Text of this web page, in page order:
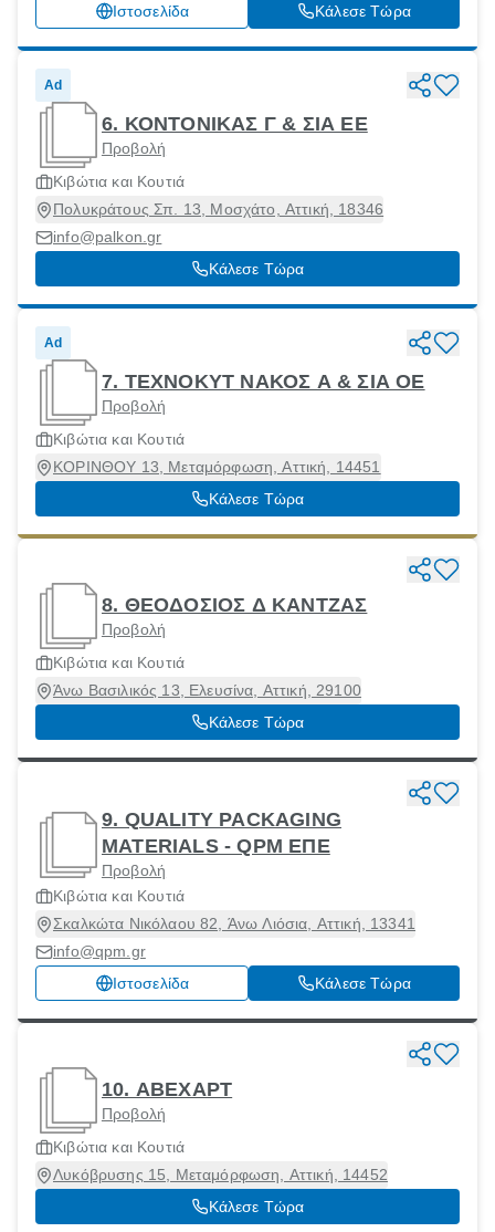
Ιστοσελίδα
Κάλεσε Τώρα
Ad
6. ΚΟΝΤΟΝΙΚΑΣ Γ & ΣΙΑ ΕΕ
Προβολή
Κιβώτια και Κουτιά
Πολυκράτους Σπ. 13, Μοσχάτο, Αττική, 18346
info@palkon.gr
Κάλεσε Τώρα
Ad
7. ΤΕΧΝΟΚΥΤ ΝΑΚΟΣ Α & ΣΙΑ ΟΕ
Προβολή
Κιβώτια και Κουτιά
ΚΟΡΙΝΘΟΥ 13, Μεταμόρφωση, Αττική, 14451
Κάλεσε Τώρα
8. ΘΕΟΔΟΣΙΟΣ Δ ΚΑΝΤΖΑΣ
Προβολή
Κιβώτια και Κουτιά
Άνω Βασιλικός 13, Ελευσίνα, Αττική, 29100
Κάλεσε Τώρα
9. QUALITY PACKAGING
MATERIALS - QPM ΕΠΕ
Προβολή
Κιβώτια και Κουτιά
Σκαλκώτα Νικόλαου 82, Άνω Λιόσια, Αττική, 13341
info@qpm.gr
Ιστοσελίδα
Κάλεσε Τώρα
10. ΑΒΕΧΑΡΤ
Προβολή
Κιβώτια και Κουτιά
Λυκόβρυσης 15, Μεταμόρφωση, Αττική, 14452
Κάλεσε Τώρα